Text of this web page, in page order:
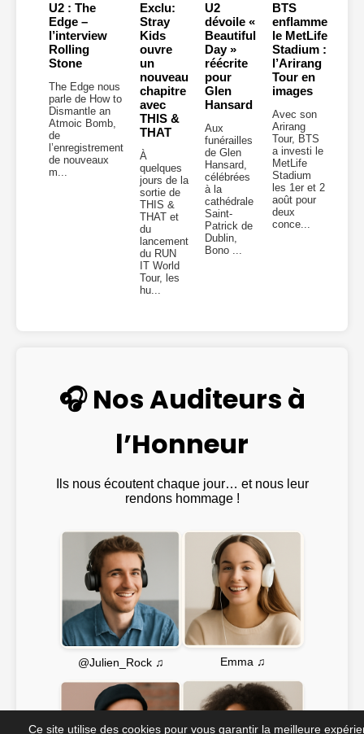
U2 : The
Edge –
l’interview
Rolling
Stone
The Edge nous
parle de How to
Dismantle an
Atmoic Bomb,
de
l’enregistrement
de nouveaux
m...
Exclu:
Stray
Kids
ouvre
un
nouveau
chapitre
avec
THIS &
THAT
À
quelques
jours de la
sortie de
THIS &
THAT et
du
lancement
du RUN
IT World
Tour, les
hu...
U2
dévoile «
Beautiful
Day »
réécrite
pour
Glen
Hansard
Aux
funérailles
de Glen
Hansard,
célébrées
à la
cathédrale
Saint-
Patrick de
Dublin,
Bono ...
BTS
enflamme
le MetLife
Stadium :
l’Arirang
Tour en
images
Avec son
Arirang
Tour, BTS
a investi le
MetLife
Stadium
les 1er et 2
août pour
deux
conce...
🎧 Nos Auditeurs à
l’Honneur
Ils nous écoutent chaque jour… et nous leur
rendons hommage !
@Julien_Rock ♫ Emma ♫
Ce site utilise des cookies pour vous garantir la meilleure